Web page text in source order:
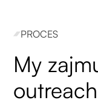
PROCES
My